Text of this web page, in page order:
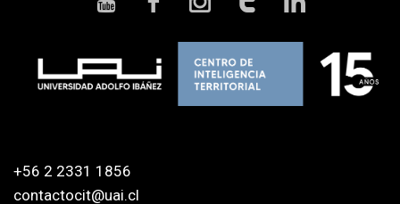
+56 2 2331 1856
contactocit@uai.cl